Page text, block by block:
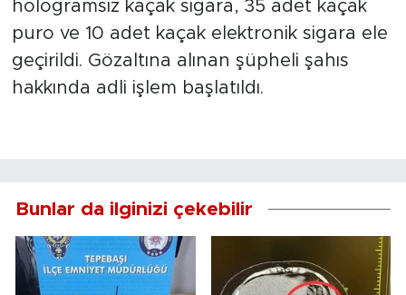
hologramsız kaçak sigara, 35 adet kaçak
puro ve 10 adet kaçak elektronik sigara ele
geçirildi. Gözaltına alınan şüpheli şahıs
hakkında adli işlem başlatıldı.
Bunlar da ilginizi çekebilir